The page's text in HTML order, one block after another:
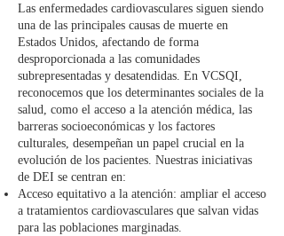
Las enfermedades cardiovasculares siguen siendo
una de las principales causas de muerte en
Estados Unidos, afectando de forma
desproporcionada a las comunidades
subrepresentadas y desatendidas. En VCSQI,
reconocemos que los determinantes sociales de la
salud, como el acceso a la atención médica, las
barreras socioeconómicas y los factores
culturales, desempeñan un papel crucial en la
evolución de los pacientes. Nuestras iniciativas
de DEI se centran en:
Acceso equitativo a la atención: ampliar el acceso
a tratamientos cardiovasculares que salvan vidas
para las poblaciones marginadas.